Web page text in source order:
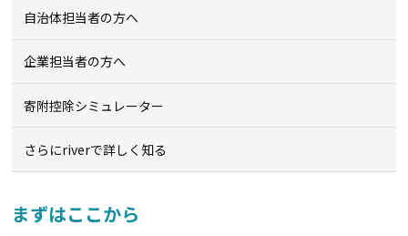
自治体担当者の方へ
企業担当者の方へ
寄附控除シミュレーター
さらにriverで詳しく知る
まずはここから